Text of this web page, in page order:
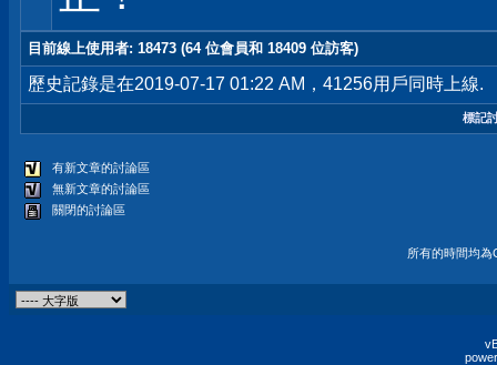
目前線上使用者: 18473 (64 位會員和 18409 位訪客)
歷史記錄是在2019-07-17 01:22 AM，41256用戶同時上線.
標記
有新文章的討論區
無新文章的討論區
關閉的討論區
所有的時間均為